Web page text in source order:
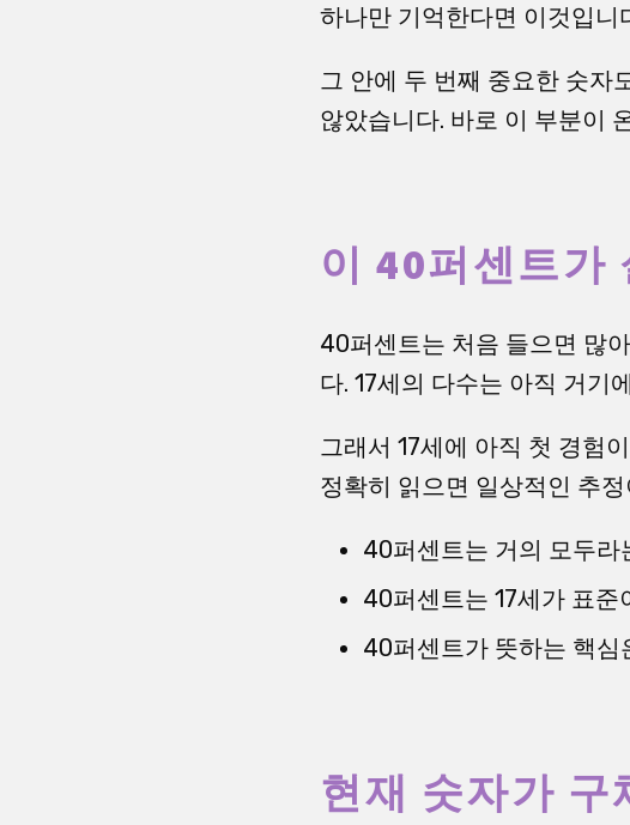
하나만 기억한다면 이것입니
그 안에 두 번째 중요한 숫자
않았습니다. 바로 이 부분이
이 40퍼센트가
40퍼센트는 처음 들으면 많
다. 17세의 다수는 아직 거기
그래서 17세에 아직 첫 경험
정확히 읽으면 일상적인 추
40퍼센트는 거의 모두라
40퍼센트는 17세가 표준
40퍼센트가 뜻하는 핵심
현재 숫자가